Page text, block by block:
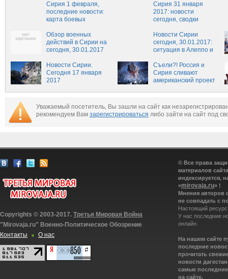
последнего часа из
Сирии от 02.02.2017,
Сирия-Россия,
карта сейчас, 1
февраля, обзор
военных действий в
Сирия 1 февраля,
последние новости:
карта боевых
последнего часа из
Сирии от 01.02.2017,
Сирия-Россия,
Сирия 31 января
2017: новости
сегодня, сводки
карта сейчас, 31
января, обзор
военных действий в
Обзор военных
действий в Сирии на
сегодня, 30.01.2017
Новости Сирии
сегодня, 30.01.2017:
ситуация в Алеппо и
новости часа, обзор
боевых действий в
Сирии на
Новости Сирии.
Сегодня 17 января
2017
Съели?! Россия и
Сирия сливают
американский проект
Уважаемый посетитель, Вы зашли на сайт как
рекомендуем Вам зарегистрироваться либо зайти на сайт под
Copyrights © 2003-2017. Третья Мировая Война
"Mirovaja.ru" Военно-Политическое Обозрение
Контакты
О нас
© Все права
материалов
индексируется,
«mirovaja.ru» !
Мнения авторов
не совпадать с
Настоящий
У нас последние
онлайн.
На нашем сайте
последние
прочитать
новости
самые
на сайте.